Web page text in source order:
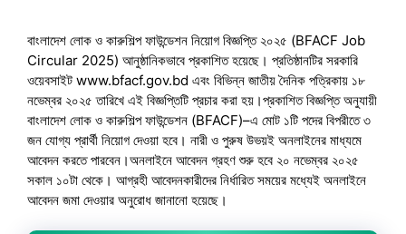
বাংলাদেশ লোক ও কারুশিল্প ফাউন্ডেশন নিয়োগ বিজ্ঞপ্তি ২০২৫ (BFACF Job
Circular 2025) আনুষ্ঠানিকভাবে প্রকাশিত হয়েছে। প্রতিষ্ঠানটির সরকারি
ওয়েবসাইট www.bfacf.gov.bd এবং বিভিন্ন জাতীয় দৈনিক পত্রিকায় ১৮
নভেম্বর ২০২৫ তারিখে এই বিজ্ঞপ্তিটি প্রচার করা হয়।প্রকাশিত বিজ্ঞপ্তি অনুযায়ী
বাংলাদেশ লোক ও কারুশিল্প ফাউন্ডেশন (BFACF)–এ মোট ১টি পদের বিপরীতে ৩
জন যোগ্য প্রার্থী নিয়োগ দেওয়া হবে। নারী ও পুরুষ উভয়ই অনলাইনের মাধ্যমে
আবেদন করতে পারবেন।অনলাইনে আবেদন গ্রহণ শুরু হবে ২০ নভেম্বর ২০২৫
সকাল ১০টা থেকে। আগ্রহী আবেদনকারীদের নির্ধারিত সময়ের মধ্যেই অনলাইনে
আবেদন জমা দেওয়ার অনুরোধ জানানো হয়েছে।